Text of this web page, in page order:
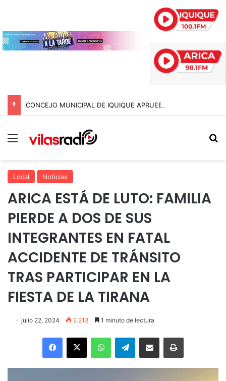
Menú
Local Noticias
ARICA ESTÁ DE LUTO: FAMILIA
PIERDE A DOS DE SUS
INTEGRANTES EN FATAL
ACCIDENTE DE TRÁNSITO
TRAS PARTICIPAR EN LA
FIESTA DE LA TIRANA
julio 22, 2024 2.213 1 minuto de lectura
Facebook
X WhatsAppTelegramEnviar vía email Imprimir